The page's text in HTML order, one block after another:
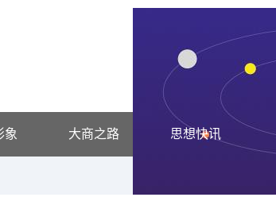
象 大商之路 思想快讯